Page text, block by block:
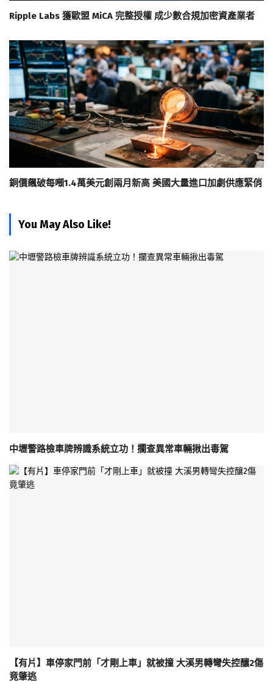
Ripple Labs 獲歐盟 MiCA 完整授權 成少數合規加密資產業者
銅價飆破每噸1.4萬美元創兩月新高 美國大量進口加劇供應緊俏
You May Also Like!
中壢警路檢車牌辨識系統立功！攔查異常車輛揪出毒駕
【有片】車停家門前「才剛上車」就被撞 大溪男轉彎失控釀2傷
竟肇逃